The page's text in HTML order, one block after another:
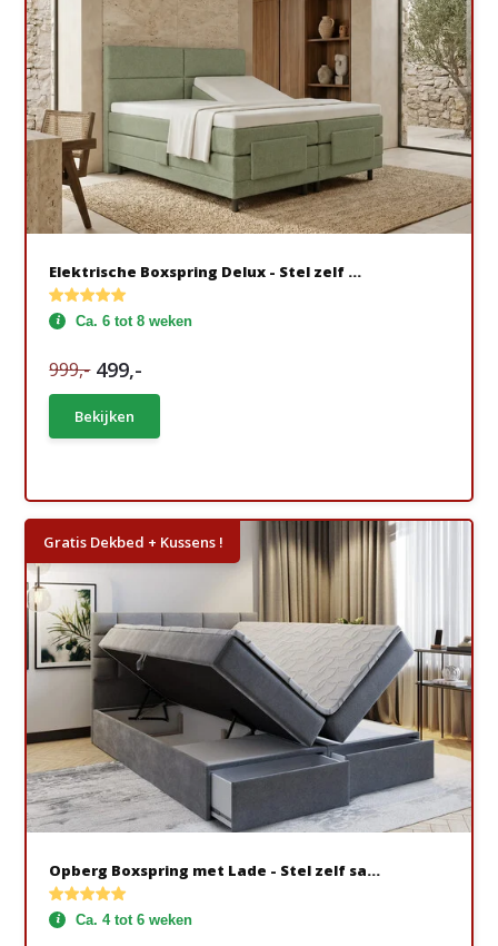
Elektrische Boxspring Delux - Stel zelf ...
Ca. 6 tot 8 weken
999,- 499,-
Bekijken
Gratis Dekbed + Kussens !
Opberg Boxspring met Lade - Stel zelf sa...
Ca. 4 tot 6 weken